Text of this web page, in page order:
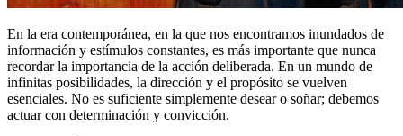
En la era contemporánea, en la que nos encontramos inundados de
información y estímulos constantes, es más importante que nunca
recordar la importancia de la acción deliberada. En un mundo de
infinitas posibilidades, la dirección y el propósito se vuelven
esenciales. No es suficiente simplemente desear o soñar; debemos
actuar con determinación y convicción.